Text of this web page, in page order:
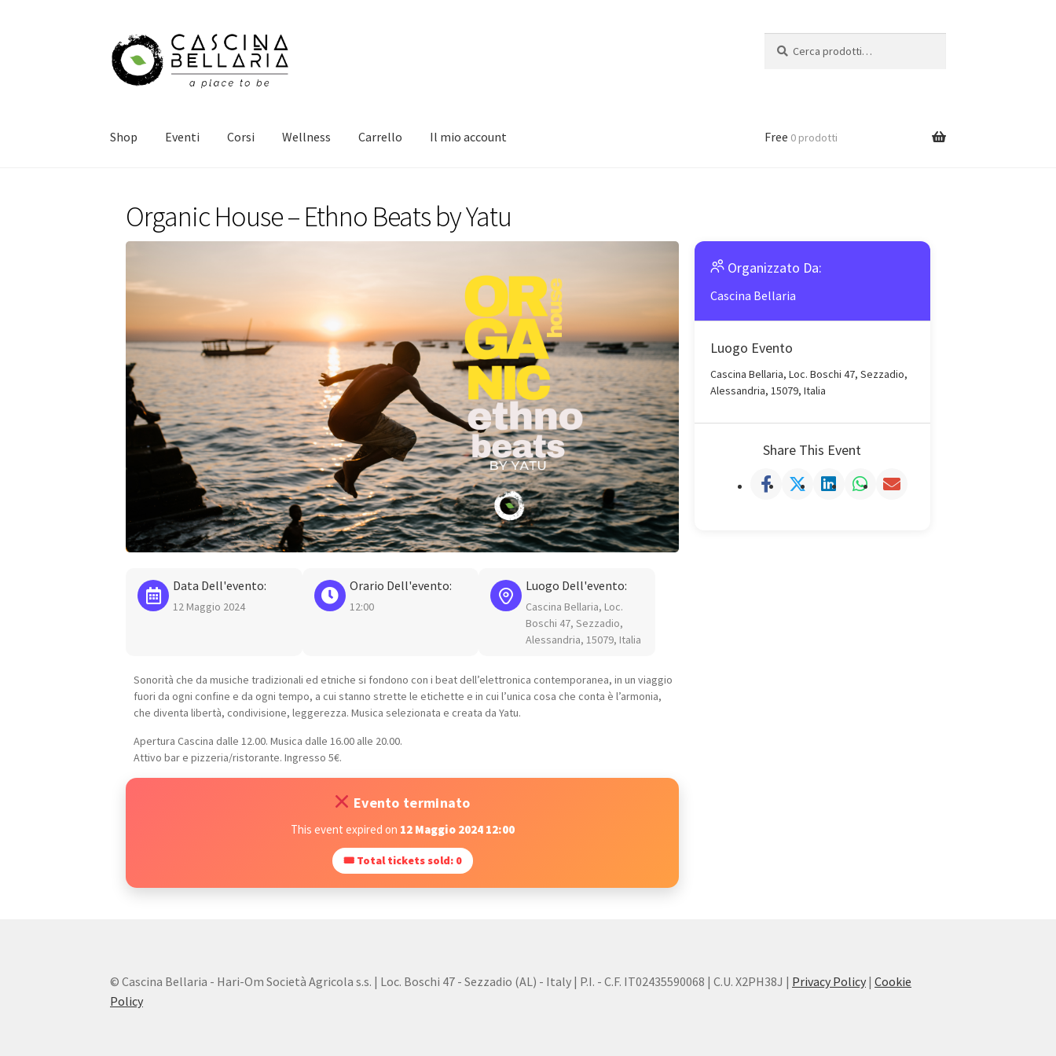
Vai
alla
navigazione
Vai
al
contenuto
Shop Eventi Corsi Wellness Carrello Il mio account Free 0 prodotti
Organic House – Ethno Beats by Yatu
Data Dell'evento:
12 Maggio 2024
Orario Dell'evento:
12:00
Luogo Dell'evento:
Cascina Bellaria, Loc.
Boschi 47, Sezzadio,
Alessandria, 15079, Italia
Sonorità che da musiche tradizionali ed etniche si fondono con i beat dell’elettronica contemporanea, in un viaggio
fuori da ogni confine e da ogni tempo, a cui stanno strette le etichette e in cui l’unica cosa che conta è l’armonia,
che diventa libertà, condivisione, leggerezza. Musica selezionata e creata da Yatu.
Apertura Cascina dalle 12.00. Musica dalle 16.00 alle 20.00.
Attivo bar e pizzeria/ristorante. Ingresso 5€.
Evento terminato
This event expired on 12 Maggio 2024 12:00
🎟 Total tickets sold: 0
Organizzato Da:
Cascina Bellaria
Luogo Evento
Cascina Bellaria, Loc. Boschi 47, Sezzadio,
Alessandria, 15079, Italia
Share This Event
© Cascina Bellaria - Hari-Om Società Agricola s.s. | Loc. Boschi 47 - Sezzadio (AL) - Italy | P.I. - C.F. IT02435590068 | C.U. X2PH38J | Privacy Policy |Cookie
Policy